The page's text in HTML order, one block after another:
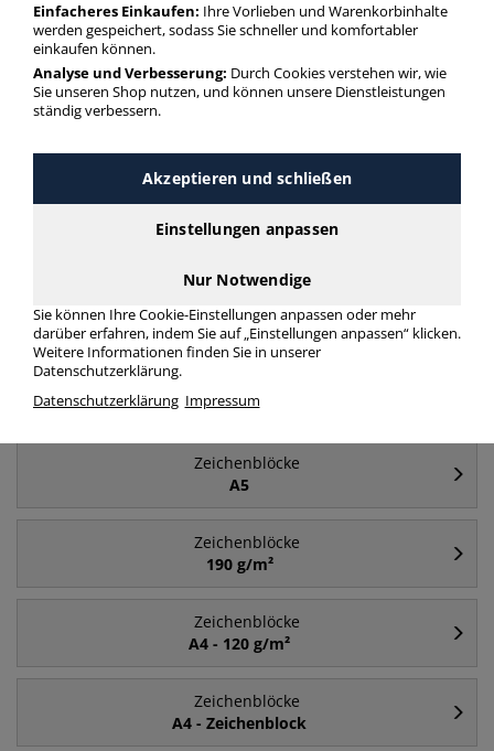
Zeichenblöcke 300 g/m²
mehr Infos zur Kategorie
Zeichenblöcke
Zeichenblöcke
A2
A4
Zeichenblöcke
A5
Zeichenblöcke
190 g/m²
Zeichenblöcke
A4 - 120 g/m²
Zeichenblöcke
A4 - Zeichenblock
Einfacheres Einkaufen: Ihre Vorlieben und Warenkorbinhalte
werden gespeichert, sodass Sie schneller und komfortabler
einkaufen können.
Analyse und Verbesserung: Durch Cookies verstehen wir, wie
Sie unseren Shop nutzen, und können unsere Dienstleistungen
ständig verbessern.
Akzeptieren und schließen
Einstellungen anpassen
Nur Notwendige
Sie können Ihre Cookie-Einstellungen anpassen oder mehr
darüber erfahren, indem Sie auf „Einstellungen anpassen“ klicken.
Weitere Informationen finden Sie in unserer
Datenschutzerklärung.
Datenschutzerklärung Impressum